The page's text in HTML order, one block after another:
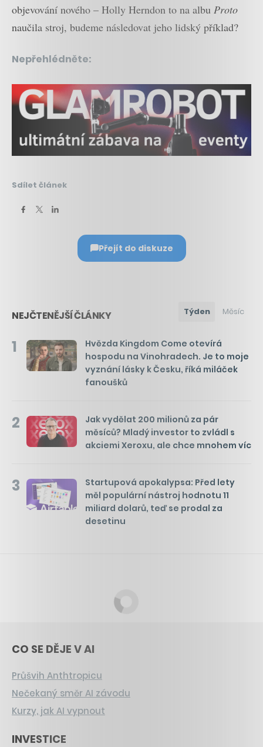
objevování nového – Holly Herndon to na albu Proto
naučila stroj, budeme následovat jeho lidský příklad?
Nepřehlédněte:
Sdílet článek
Přejít do diskuze
NEJČTENĚJŠÍ ČLÁNKY Týden Měsíc
1
Hvězda Kingdom Come otevírá
hospodu na Vinohradech. Je to moje
vyznání lásky k Česku, říká miláček
fanoušků
2
Jak vydělat 200 milionů za pár
měsíců? Mladý investor to zvládl s
akciemi Xeroxu, ale chce mnohem víc
3
Startupová apokalypsa: Před lety
měl populární nástroj hodnotu 11
miliard dolarů, teď se prodal za
desetinu
CO SE DĚJE V AI
Průšvih Anthtropicu
Nečekaný směr AI závodu
Kurzy, jak AI vypnout
INVESTICE